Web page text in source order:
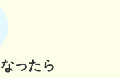
ったら